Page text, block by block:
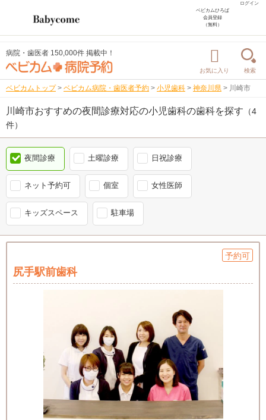
ログイン
ベビカムひろば
会員登録
（無料）
病院・歯医者 150,000件 掲載中！
お気に入り 検索
ベビカムトップ > ベビカム病院・歯医者予約 > 小児歯科 > 神奈川県 > 川崎市
川崎市おすすめの夜間診療対応の小児歯科の歯科を探す （4
件）
夜間診療 土曜診療 日祝診療
ネット予約可 個室 女性医師
キッズスペース 駐車場
予約可
尻手駅前歯科